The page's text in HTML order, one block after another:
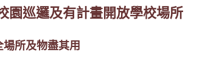
園巡邏及有計畫開放學校場所
所及物盡其用